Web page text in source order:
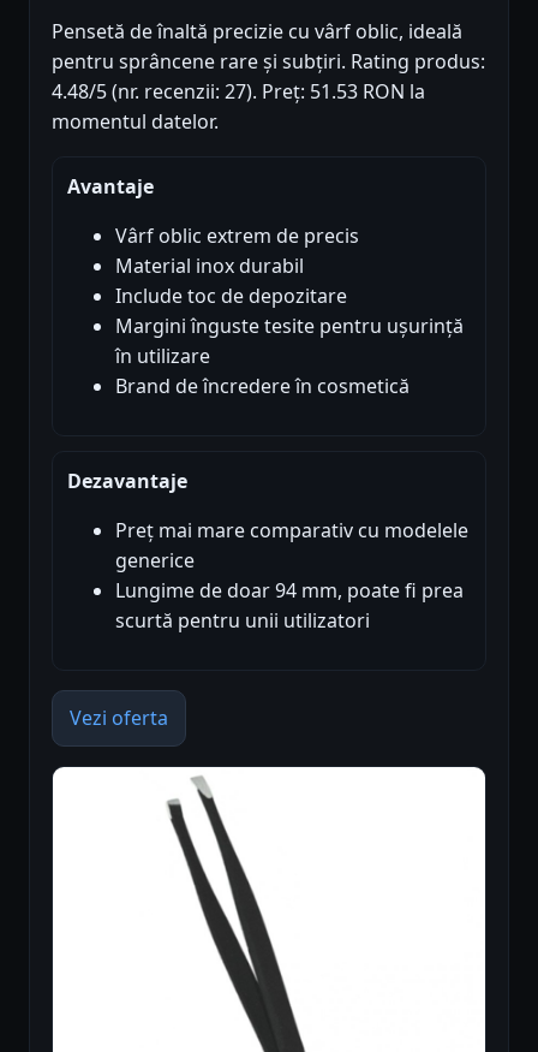
Pensetă de înaltă precizie cu vârf oblic, ideală
pentru sprâncene rare și subțiri. Rating produs:
4.48/5 (nr. recenzii: 27). Preț: 51.53 RON la
momentul datelor.
Avantaje
Vârf oblic extrem de precis
Material inox durabil
Include toc de depozitare
Margini înguste tesite pentru ușurință
în utilizare
Brand de încredere în cosmetică
Dezavantaje
Preț mai mare comparativ cu modelele
generice
Lungime de doar 94 mm, poate fi prea
scurtă pentru unii utilizatori
Vezi oferta